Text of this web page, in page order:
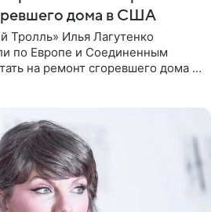
дома в США
Тролль» Илья Лагутенко
по Европе и Соединенным
на ремонт сгоревшего дома в